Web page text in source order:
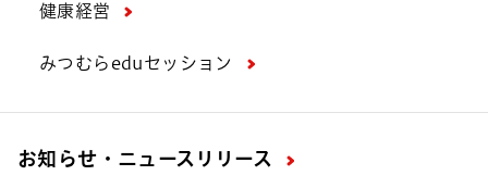
健康経営
みつむらeduセッション
お知らせ・ニュースリリース